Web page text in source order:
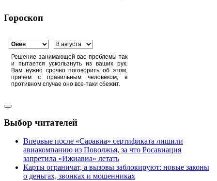
Гороскоп
Решение занимающей вас проблемы так
и пытается ускользнуть из ваших рук.
Вам нужно срочно поговорить об этом,
причем с правильным человеком, в
противном случае оно все-таки сбежит.
Выбор читателей
Впервые после «Саравиа» сертификата лишили
авиакомпанию из Поволжья, за что Росавиация
запретила «Ижиавиа» летать
Карты ограничат, а вызовы заблокируют: новые законы
о деньгах, звонках и мошенниках